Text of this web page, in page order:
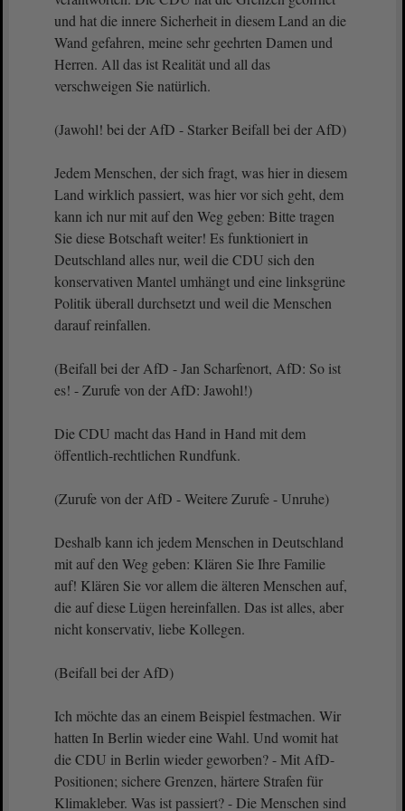
und hat die innere Sicherheit in diesem Land an die
Wand gefahren, meine sehr geehrten Damen und
Herren. All das ist Realität und all das
verschweigen Sie natürlich.
(Jawohl! bei der AfD - Starker Beifall bei der AfD)
Jedem Menschen, der sich fragt, was hier in diesem
Land wirklich passiert, was hier vor sich geht, dem
kann ich nur mit auf den Weg geben: Bitte tragen
Sie diese Botschaft weiter! Es funktioniert in
Deutschland alles nur, weil die CDU sich den
konservativen Mantel umhängt und eine linksgrüne
Politik überall durchsetzt und weil die Menschen
darauf reinfallen.
(Beifall bei der AfD - Jan Scharfenort, AfD: So ist
es! - Zurufe von der AfD: Jawohl!)
Die CDU macht das Hand in Hand mit dem
öffentlich-rechtlichen Rundfunk.
(Zurufe von der AfD - Weitere Zurufe - Unruhe)
Deshalb kann ich jedem Menschen in Deutschland
mit auf den Weg geben: Klären Sie Ihre Familie
auf! Klären Sie vor allem die älteren Menschen auf,
die auf diese Lügen hereinfallen. Das ist alles, aber
nicht konservativ, liebe Kollegen.
(Beifall bei der AfD)
Ich möchte das an einem Beispiel festmachen. Wir
hatten In Berlin wieder eine Wahl. Und womit hat
die CDU in Berlin wieder geworben? - Mit AfD-
Positionen; sichere Grenzen, härtere Strafen für
Klimakleber. Was ist passiert? - Die Menschen sind